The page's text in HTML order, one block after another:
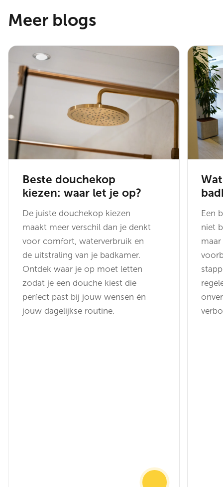
Meer blogs
Beste douchekop
kiezen: waar let je op?
De juiste douchekop kiezen
maakt meer verschil dan je denkt
voor comfort, waterverbruik en
de uitstraling van je badkamer.
Ontdek waar je op moet letten
zodat je een douche kiest die
perfect past bij jouw wensen én
jouw dagelijkse routine.
Een
niet